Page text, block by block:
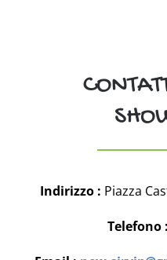
Indirizzo : Piazza
Telefono :